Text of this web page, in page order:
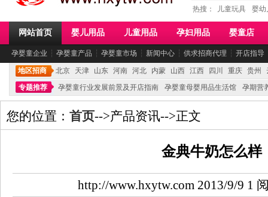
热搜： 儿童玩具 婴幼
网站首页 婴儿用品 儿童用品 孕妇用品 婴童店
孕婴童企业 ┆ 孕婴童产品 ┆ 孕婴童市场 ┆ 新闻中心 ┆ 供求招商代理 ┆ 开店指导
地区招商 北京 天津 山东 河南 河北 内蒙 山西 江西 四川 重庆 贵州
专题推荐
孕婴童行业发展前景及开店指南 孕婴童母婴用品生活馆 孕期营
您的位置： 首页-->产品资讯-->正文
金典牛奶怎么样
http://www.hxytw.com 2013/9/9 1